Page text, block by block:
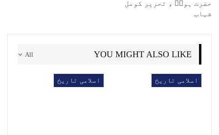
حضرت ہودؑ ، تحریر کومل
شہاب
All YOU MIGHT ALSO LIKE
اسلامی تاریخ اسلامی تاریخ